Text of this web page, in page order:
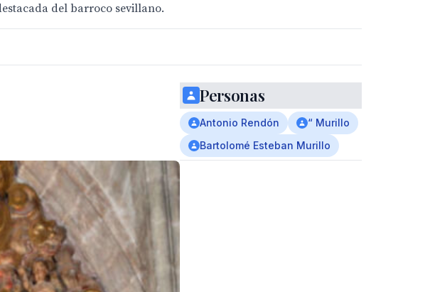
del barroco sevillano.
Personas
Antonio Rendón
“ Murillo
Bartolomé Esteban Murillo